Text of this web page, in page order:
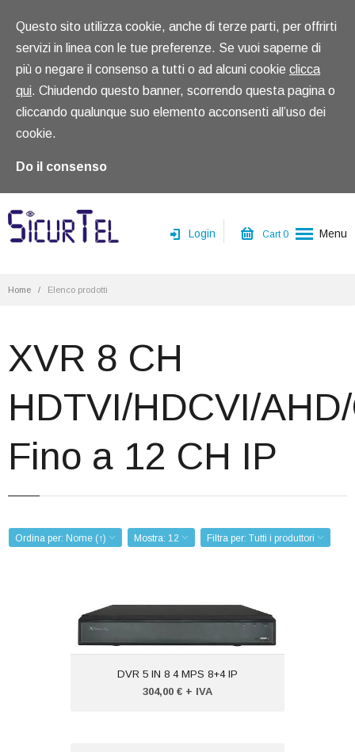
Questo sito utilizza cookie, anche di terze parti, per offrirti
servizi in linea con le tue preferenze. Se vuoi saperne di
più o negare il consenso a tutti o ad alcuni cookie clicca
qui. Chiudendo questo banner, scorrendo questa pagina o
cliccando qualunque suo elemento acconsenti all’uso dei
cookie.
Do il consenso
Menu
Corsi
Offerte
Registrazione
Cart0
Login
Home / Elenco prodotti
XVR 8 CH
HDTVI/HDCVI/
Fino a 12 CH IP
Ordina per: Nome (↑) Mostra: 12 Filtra per: Tutti i produttori
DVR 5 IN 8 4 MPS 8+4 IP
304,00 € + IVA
DVR 5 IN 8 4 MPS 8+4 IP
Codice:
VTXSXVR61084KL
Peso (kg): 0,000